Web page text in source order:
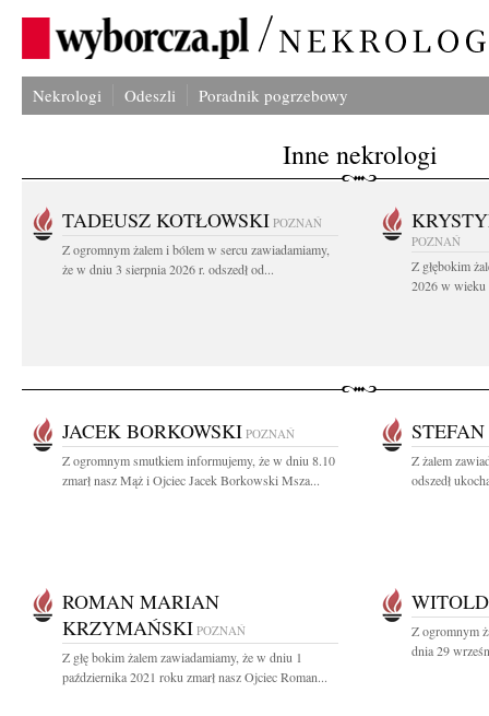
Nekrologi Odeszli Poradnik pogrzebowy
Inne nekrologi
TADEUSZ KOTŁOWSKI POZNAŃ
Z ogromnym żalem i bólem w sercu zawiadamiamy,
że w dniu 3 sierpnia 2026 r. odszedł od...
POZNAŃ
Z głębokim
2026 w wieku
JACEK BORKOWSKI POZNAŃ
Z ogromnym smutkiem informujemy, że w dniu 8.10
zmarł nasz Mąż i Ojciec Jacek Borkowski Msza...
Z żalem
odszedł
ROMAN MARIAN
KRZYMAŃSKI POZNAŃ
Z głę bokim żalem zawiadamiamy, że w dniu 1
października 2021 roku zmarł nasz Ojciec Roman...
Z ogromnym
dnia 29